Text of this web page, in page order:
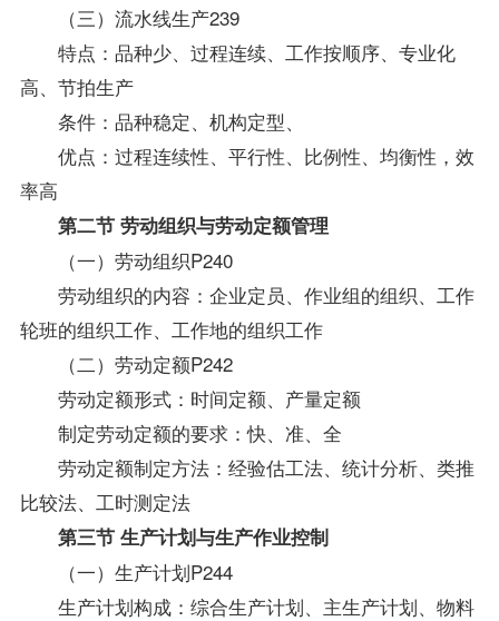
（三）流水线生产239
特点：品种少、过程连续、工作按顺序、专业化
高、节拍生产
条件：品种稳定、机构定型、
优点：过程连续性、平行性、比例性、均衡性，效
率高
第二节 劳动组织与劳动定额管理
（一）劳动组织P240
劳动组织的内容：企业定员、作业组的组织、工作
轮班的组织工作、工作地的组织工作
（二）劳动定额P242
劳动定额形式：时间定额、产量定额
制定劳动定额的要求：快、准、全
劳动定额制定方法：经验估工法、统计分析、类推
比较法、工时测定法
第三节 生产计划与生产作业控制
（一）生产计划P244
生产计划构成：综合生产计划、主生产计划、物料